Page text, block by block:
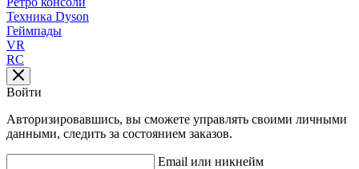
Техника Dyson
Геймпады
VR
RC
Войти
Авторизировавшись, вы сможете управлять своими личными
данными, следить за состоянием заказов.
Email или никнейм